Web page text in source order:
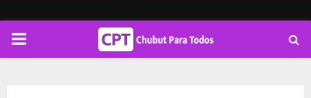
PRIMARY